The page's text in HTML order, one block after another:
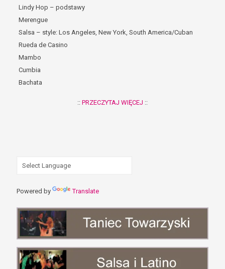
Lindy Hop – podstawy
Merengue
Salsa – style: Los Angeles, New York, South America/Cuban
Rueda de Casino
Mambo
Cumbia
Bachata
:: PRZECZYTAJ WIĘCEJ ::
Powered by Translate